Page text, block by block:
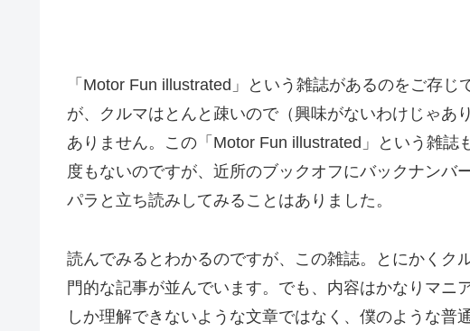
「Motor Fun illustrated」という雑誌があるのをご存
が、クルマはとんと疎いので（興味がないわけじゃあ
ありません。この「Motor Fun illustrated」という雑誌
度もないのですが、近所のブックオフにバックナンバ
パラと立ち読みしてみることはありました。
読んでみるとわかるのですが、この雑誌。とにかくク
門的な記事が並んでいます。でも、内容はかなりマニ
しか理解できないような文章ではなく、僕のような普